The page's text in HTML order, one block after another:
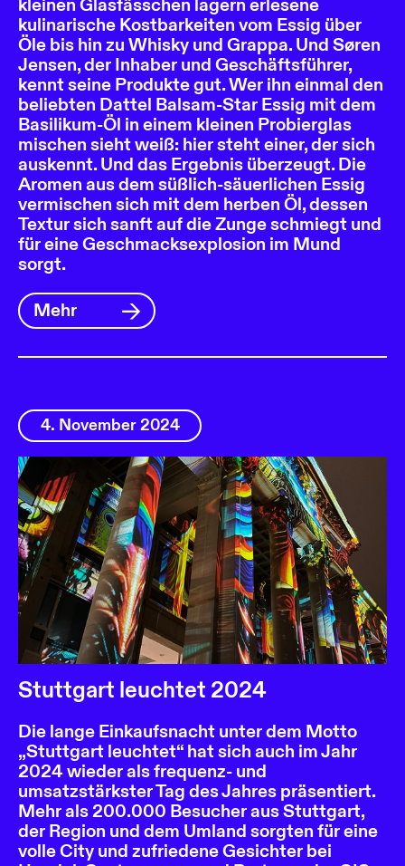
kleinen Glasfässchen lagern erlesene
kulinarische Kostbarkeiten vom Essig über
Öle bis hin zu Whisky und Grappa. Und Søren
Jensen, der Inhaber und Geschäftsführer,
kennt seine Produkte gut. Wer ihn einmal den
beliebten Dattel Balsam-Star Essig mit dem
Basilikum-Öl in einem kleinen Probierglas
mischen sieht weiß: hier steht einer, der sich
auskennt. Und das Ergebnis überzeugt. Die
Aromen aus dem süßlich-säuerlichen Essig
vermischen sich mit dem herben Öl, dessen
Textur sich sanft auf die Zunge schmiegt und
für eine Geschmacksexplosion im Mund
sorgt.
Mehr
4. November 2024
Stuttgart leuchtet 2024
Die lange Einkaufsnacht unter dem Motto
„Stuttgart leuchtet“ hat sich auch im Jahr
2024 wieder als frequenz- und
umsatzstärkster Tag des Jahres präsentiert.
Mehr als 200.000 Besucher aus Stuttgart,
der Region und dem Umland sorgten für eine
volle City und zufriedene Gesichter bei